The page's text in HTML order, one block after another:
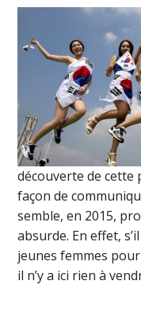
découverte de
façon de
semble, en 2015,
absurde. En effet,
jeunes femmes
il n’y a ici rien à